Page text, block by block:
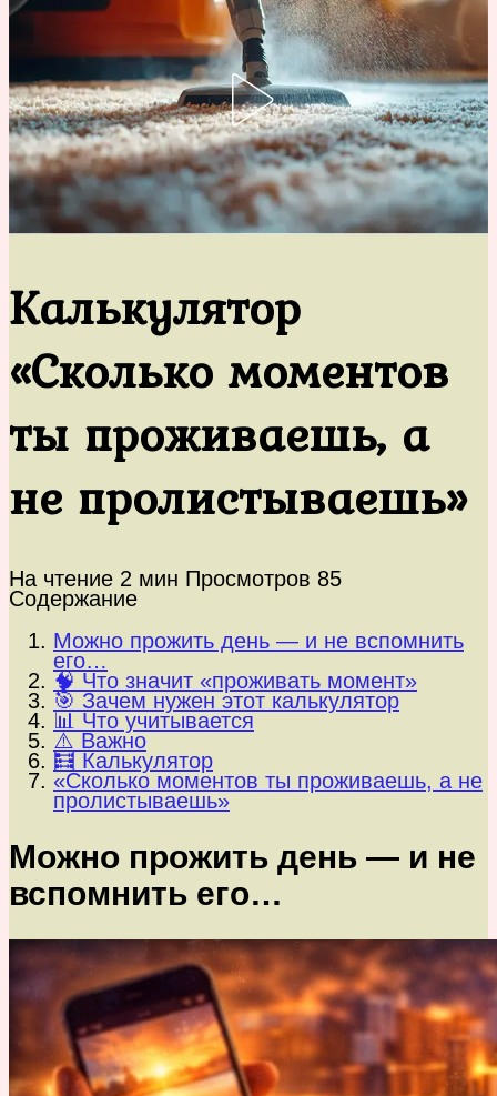
Калькулятор
«Сколько моментов
ты проживаешь, а
не пролистываешь»
На чтение 2 мин Просмотров 85
Содержание
Можно прожить день — и не вспомнить
его…
🧠 Что значит «проживать момент»
🎯 Зачем нужен этот калькулятор
📊 Что учитывается
⚠️ Важно
🧮 Калькулятор
«Сколько моментов ты проживаешь, а не
пролистываешь»
Можно прожить день — и не
вспомнить его…